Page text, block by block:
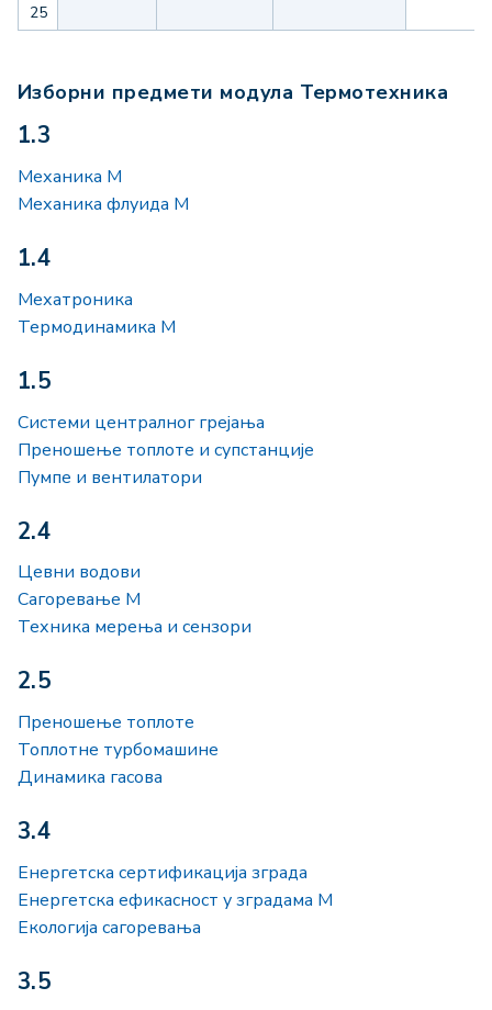
25
Изборни предмети модула Термотехника
1.3
Механика М
Механика флуида М
1.4
Мехатроника
Термодинамика М
1.5
Системи централног грејања
Преношење топлоте и супстанције
Пумпе и вентилатори
2.4
Цевни водови
Сагоревање М
Техника мерења и сензори
2.5
Преношење топлоте
Топлотне турбомашине
Динамика гасова
3.4
Енергетска сертификација зграда
Енергетска ефикасност у зградама М
Екологија сагоревања
3.5